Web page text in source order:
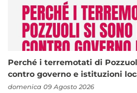
Perché i terremotati di
contro governo e istituzioni
domenica 09 Agosto 2026